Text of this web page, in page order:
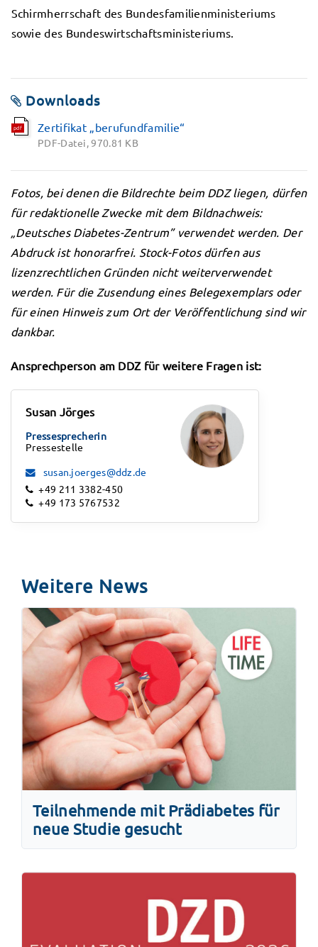
Schirmherrschaft des Bundesfamilienministeriums
sowie des Bundeswirtschaftsministeriums.
Downloads
pdf Zertifikat „berufundfamilie“
PDF-Datei, 970.81 KB
Fotos, bei denen die Bildrechte beim DDZ liegen, dürfen
für redaktionelle Zwecke mit dem Bildnachweis:
„Deutsches Diabetes-Zentrum” verwendet werden. Der
Abdruck ist honorarfrei. Stock-Fotos dürfen aus
lizenzrechtlichen Gründen nicht weiterverwendet
werden. Für die Zusendung eines Belegexemplars oder
für einen Hinweis zum Ort der Veröffentlichung sind wir
dankbar.
Ansprechperson am DDZ für weitere Fragen ist:
Susan Jörges
Pressesprecherin
Pressestelle
susan.joerges@ddz.de
+49 211 3382-450
+49 173 5767532
Weitere News
Teilnehmende mit Prädiabetes für
neue Studie gesucht